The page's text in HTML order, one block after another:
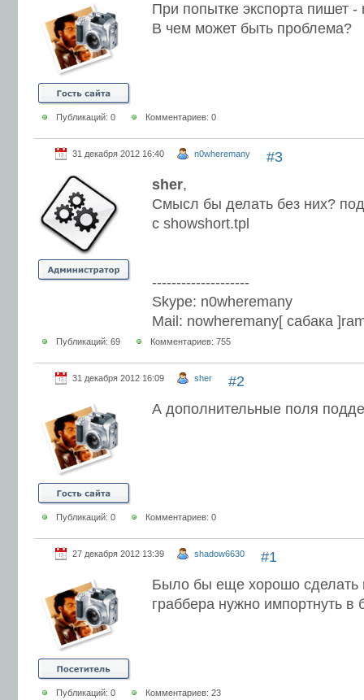
При попытке экспорта пишет -
В чем может быть проблема?
Публикаций: 0 Комментариев: 0
#3
31 декабря 2012 16:40 n0wheremany
sher,
Смысл бы делать без них?
с showshort.tpl
--------------------
Skype: n0wheremany
Mail: nowheremany[ сабака
Публикаций: 69 Комментариев: 755
#2
31 декабря 2012 16:09 sher
А дополнительные поля
Публикаций: 0 Комментариев: 0
#1
27 декабря 2012 13:39 shadow6630
Было бы еще хорошо сделать
граббера нужно импортнуть в
Публикаций: 0 Комментариев: 23